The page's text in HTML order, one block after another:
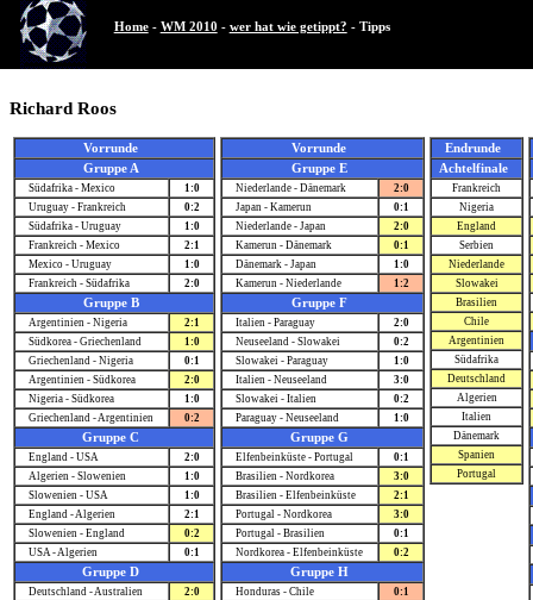
Home- WM 2010 - wer hat wie getippt? - Tipps
Richard Roos
Vorrunde
Gruppe A
Südafrika - Mexico
1:0
Uruguay - Frankreich
0:2
Südafrika - Uruguay
1:0
Frankreich - Mexico
2:1
Mexico - Uruguay
1:0
Frankreich - Südafrika
2:0
Gruppe B
Argentinien - Nigeria
2:1
Südkorea - Griechenland
1:0
Griechenland - Nigeria
0:1
Argentinien - Südkorea
2:0
Nigeria - Südkorea
1:0
Griechenland - Argentinien
0:2
Gruppe C
England - USA
2:0
Algerien - Slowenien
1:0
Slowenien - USA
1:0
England - Algerien
2:1
Slowenien - England
0:2
USA - Algerien
0:1
Gruppe D
Deutschland - Australien
2:0
Vorrunde
Gruppe E
Niederlande - Dänemark
2:0
Japan - Kamerun
0:1
Niederlande - Japan
2:0
Kamerun - Dänemark
0:1
Dänemark - Japan
1:0
Kamerun - Niederlande
1:2
Gruppe F
Italien - Paraguay
2:0
Neuseeland - Slowakei
0:2
Slowakei - Paraguay
1:0
Italien - Neuseeland
3:0
Slowakei - Italien
0:2
Paraguay - Neuseeland
1:0
Gruppe G
Elfenbeinküste - Portugal
0:1
Brasilien - Nordkorea
3:0
Brasilien - Elfenbeinküste
2:1
Portugal - Nordkorea
3:0
Portugal - Brasilien
0:1
Nordkorea - Elfenbeinküste
0:2
Gruppe H
Honduras - Chile
0:1
Endrunde
Achtelfinale
Frankreich
Nigeria
England
Serbien
Niederlande
Slowakei
Brasilien
Chile
Argentinien
Südafrika
Deutschland
Algerien
Italien
Dänemark
Spanien
Portugal